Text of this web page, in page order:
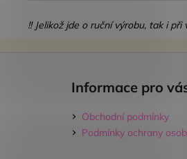
!! Jelikož jde o ruční výrobu, tak i
Informace pro
Obchodní podmínky
Podmínky ochrany